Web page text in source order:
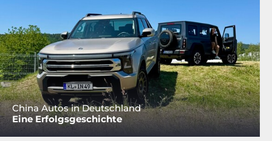
China Autos in Deutschland
Eine Erfolgsgeschichte